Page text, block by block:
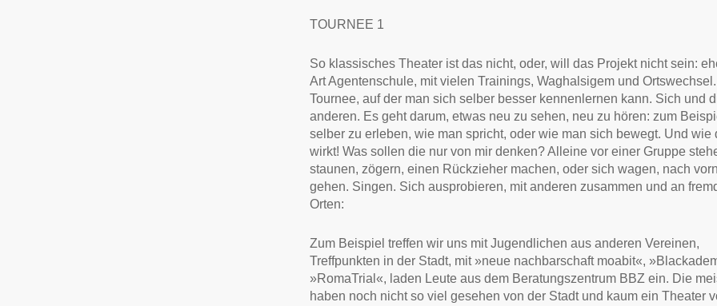
TOURNEE 1
So klassisches Theater ist das nicht, oder, will das Projekt nicht sein:
Art Agentenschule, mit vielen Trainings, Waghalsigem und
Tournee, auf der man sich selber besser kennenlernen kann. Sich und
anderen. Es geht darum, etwas neu zu sehen, neu zu hören: zum
selber zu erleben, wie man spricht, oder wie man sich bewegt. Und wie
wirkt! Was sollen die nur von mir denken? Alleine vor einer Gruppe
staunen, zögern, einen Rückzieher machen, oder sich wagen, nach
gehen. Singen. Sich ausprobieren, mit anderen zusammen und an
Orten:
Zum Beispiel treffen wir uns mit Jugendlichen aus anderen Vereinen,
Treffpunkten in der Stadt, mit »neue nachbarschaft moabit«,
»RomaTrial«, laden Leute aus dem Beratungszentrum BBZ ein. Die
haben noch nicht so viel gesehen von der Stadt und kaum ein Theater